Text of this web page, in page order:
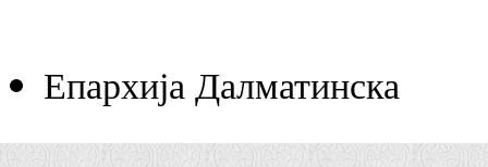
Епархија Далматинска